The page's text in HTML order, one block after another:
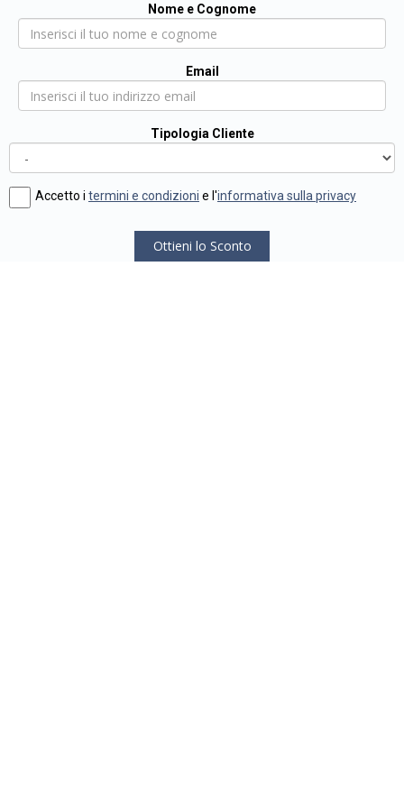
Nome e Cognome
Email
Tipologia Cliente
Accetto i termini e condizioni e l'informativa sulla privacy
Ottieni lo Sconto